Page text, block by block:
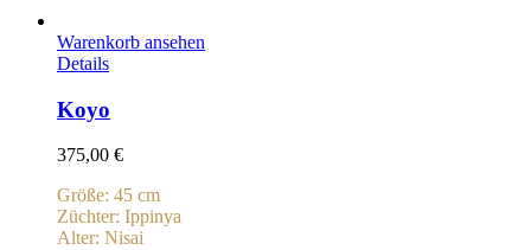
Warenkorb ansehen
Details
Koyo
375,00 €
Größe: 45 cm
Züchter: Ippinya
Alter: Nisai